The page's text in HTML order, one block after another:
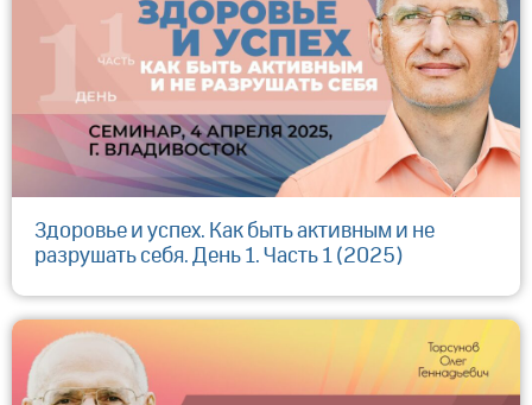
Здоровье и успех. Как быть активным и не
разрушать себя. День 1. Часть 1 (2025)